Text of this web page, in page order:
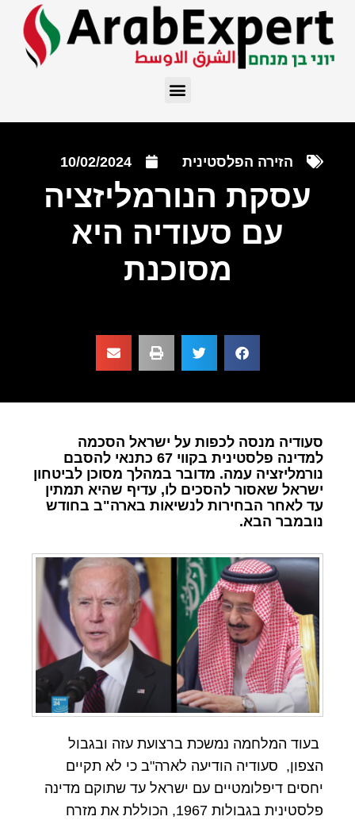
הזירה הפלסטינית 10/02/2024
עסקת הנורמליזציה
עם סעודיה היא
מסוכנת
סעודיה מנסה לכפות על ישראל הסכמה
למדינה פלסטינית בקווי 67 כתנאי להסבם
נורמליזציה עמה. מדובר במהלך מסוכן לביטחון
ישראל שאסור להסכים לו, עדיף שהיא תמתין
עד לאחר הבחירות לנשיאות בארה"ב בחודש
נובמבר הבא.
בעוד המלחמה נמשכת ברצועת עזה ובגבול
הצפון, סעודיה הודיעה לארה"ב כי לא תקיים
יחסים דיפלומטיים עם ישראל עד שתוקם מדינה
פלסטינית בגבולות 1967, הכוללת את מזרח